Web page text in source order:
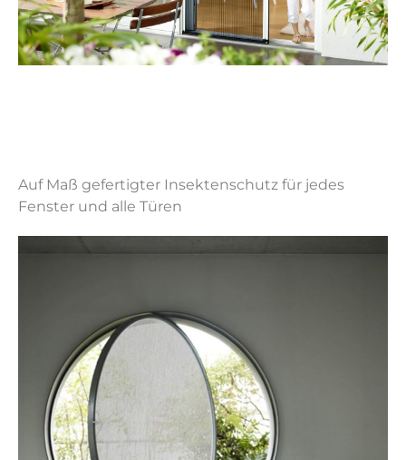
Auf Maß gefertigter Insektenschutz für jedes
Fenster und alle Türen